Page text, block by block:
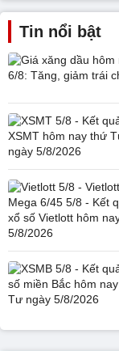
Tin nổi bật